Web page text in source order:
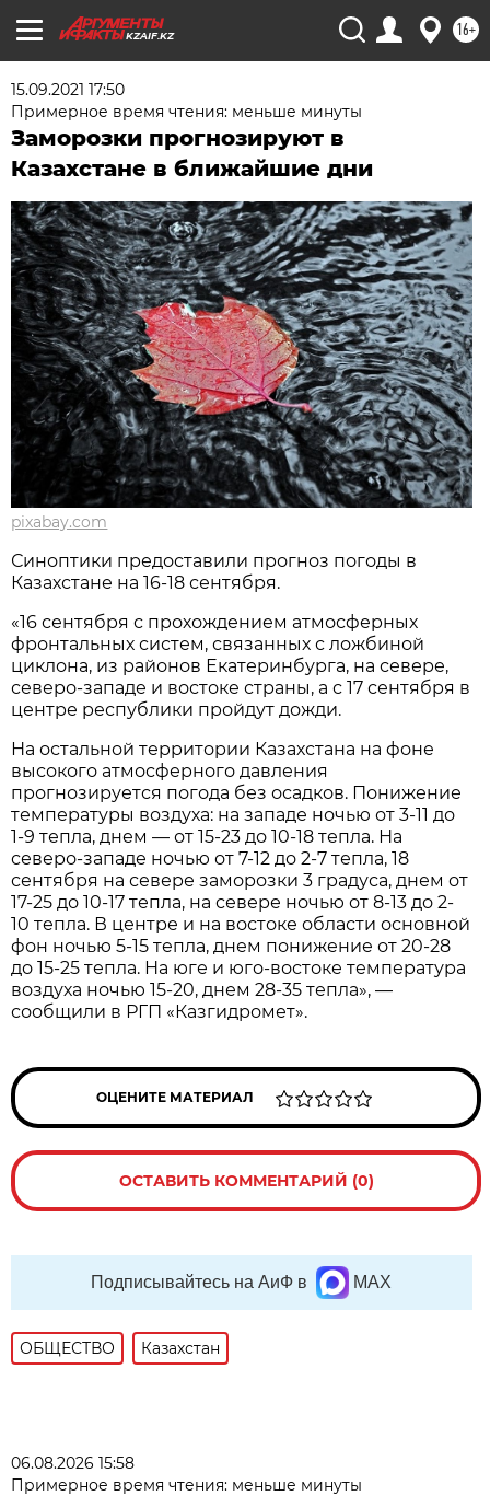
KZAIF.KZ 16+
15.09.2021 17:50
Примерное время чтения: меньше минуты
Заморозки прогнозируют в
Казахстане в ближайшие дни
pixabay.com
Синоптики предоставили прогноз погоды в
Казахстане на 16-18 сентября.
«16 сентября с прохождением атмосферных
фронтальных систем, связанных с ложбиной
циклона, из районов Екатеринбурга, на севере,
северо-западе и востоке страны, а с 17 сентября в
центре республики пройдут дожди.
На остальной территории Казахстана на фоне
высокого атмосферного давления
прогнозируется погода без осадков. Понижение
температуры воздуха: на западе ночью от 3-11 до
1-9 тепла, днем — от 15-23 до 10-18 тепла. На
северо-западе ночью от 7-12 до 2-7 тепла, 18
сентября на севере заморозки 3 градуса, днем от
17-25 до 10-17 тепла, на севере ночью от 8-13 до 2-
10 тепла. В центре и на востоке области основной
фон ночью 5-15 тепла, днем понижение от 20-28
до 15-25 тепла. На юге и юго-востоке температура
воздуха ночью 15-20, днем 28-35 тепла», —
сообщили в РГП «Казгидромет».
ОЦЕНИТЕ МАТЕРИАЛ
ОСТАВИТЬ КОММЕНТАРИЙ (0)
Подписывайтесь на АиФ в MAX
ОБЩЕСТВО Казахстан
06.08.2026 15:58
Примерное время чтения: меньше минуты